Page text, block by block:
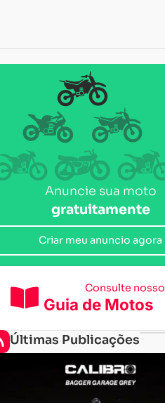
Anuncie sua moto
gratuitamente
Criar meu anuncio agora
Consulte nosso
Guia de Motos
Últimas Publicações